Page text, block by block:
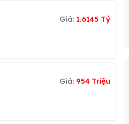
Giá: 1.6145 Tỷ
Giá: 954 Triệu